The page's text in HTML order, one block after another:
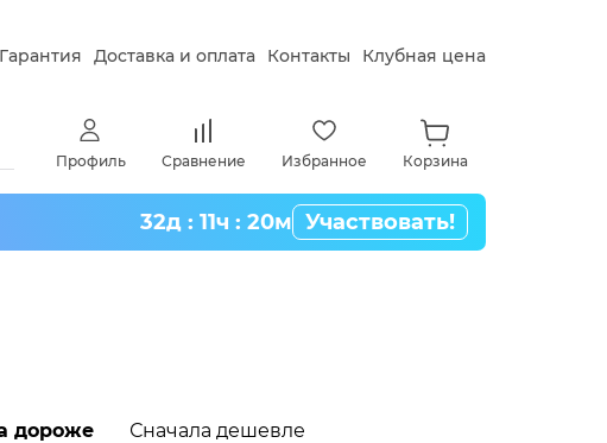
Гарантия Доставка и оплата Контакты Клубная цена
Профиль Сравнение Избранное Корзина
32д : 11ч : 20м Участвовать!
дороже Сначала дешевле